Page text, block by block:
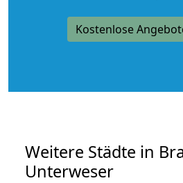
Kostenlose
Weitere Städte in
Unterweser